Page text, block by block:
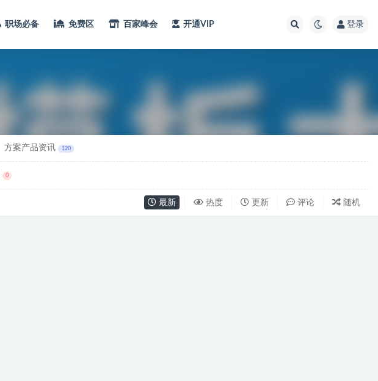
职场必备 免费区 百家峰会 开通VIP 登录
方案产品资讯 120
0
最新 热度 更新 评论 随机